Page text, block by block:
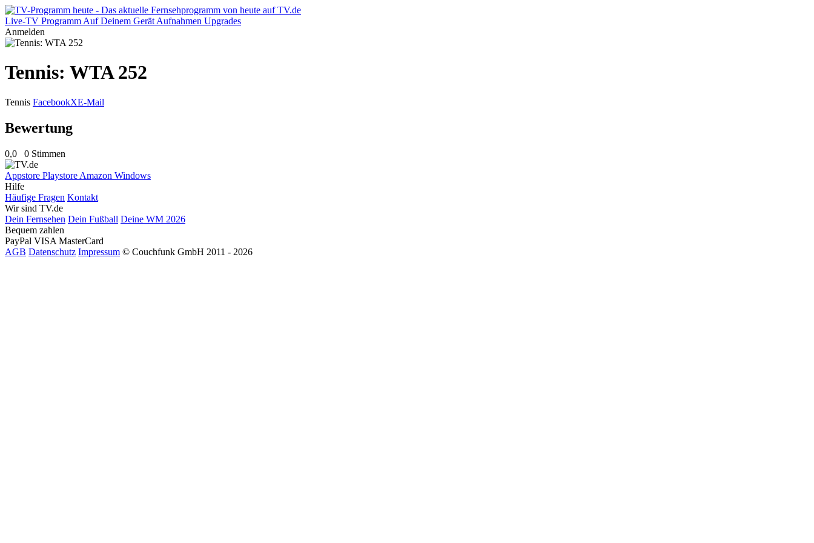
Live-TV Programm Auf Deinem Gerät Aufnahmen Upgrades
Anmelden
Tennis: WTA 252
Tennis FacebookXE-Mail
Bewertung
0,0 0 Stimmen
Appstore Playstore Amazon Windows
Hilfe
Häufige Fragen Kontakt
Wir sind TV.de
Dein Fernsehen Dein Fußball Deine WM 2026
Bequem zahlen
PayPal VISA MasterCard
AGB Datenschutz Impressum © Couchfunk GmbH 2011 - 2026